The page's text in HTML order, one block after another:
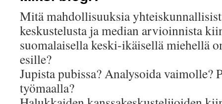
Mitä mahdollisuuksia
keskustelusta ja median arvioinnista
suomalaisella keski-ikäisellä miehellä
esille?
Jupista pubissa? Analysoida vaimolle?
työmaalla?